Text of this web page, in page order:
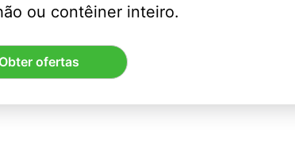
ou contêiner inteiro.
Obter ofertas